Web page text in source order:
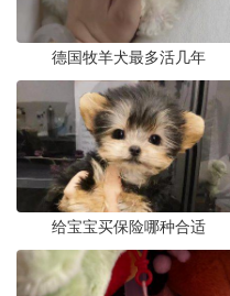
德国牧羊犬最多活几年
给宝宝买保险哪种合适